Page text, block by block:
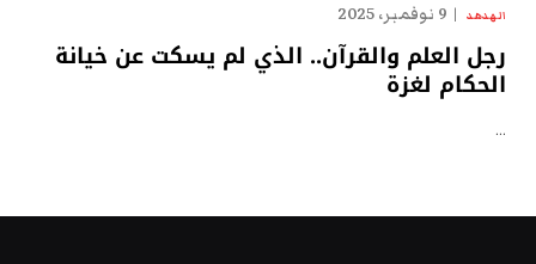
الهدهد 9 نوفمبر، 2025
رجل العلم والقرآن.. الذي لم يسكت عن خيانة
الحكام لغزة
…